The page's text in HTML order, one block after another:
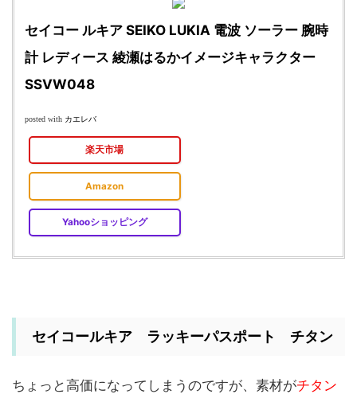
セイコー ルキア SEIKO LUKIA 電波 ソーラー 腕時
計 レディース 綾瀬はるかイメージキャラクター
SSVW048
posted with カエレバ
楽天市場
Amazon
Yahooショッピング
セイコールキア ラッキーパスポート チタン
ちょっと高価になってしまうのですが、素材がチタン